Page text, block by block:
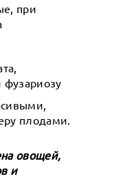
при
фузариозу
плодами.
овощей,
и